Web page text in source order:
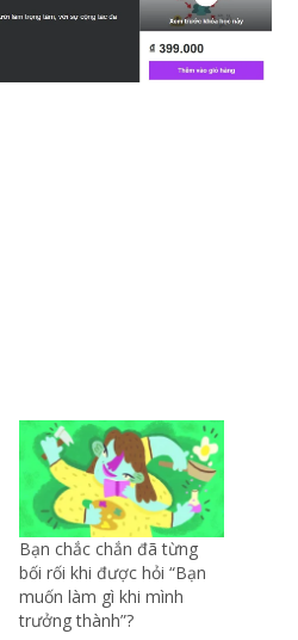
Bạn chắc chắn đã từng
bối rối khi được hỏi “Bạn
muốn làm gì khi mình
trưởng thành”?